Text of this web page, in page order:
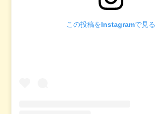
この投稿をInstagramで見る